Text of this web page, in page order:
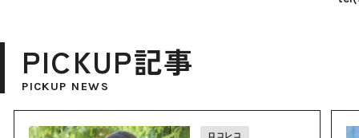
PICKUP記事
PICKUP NEWS
ロコレコ